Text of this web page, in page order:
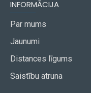
INFORMĀCIJA
Par mums
Jaunumi
Distances līgums
Saistību atruna